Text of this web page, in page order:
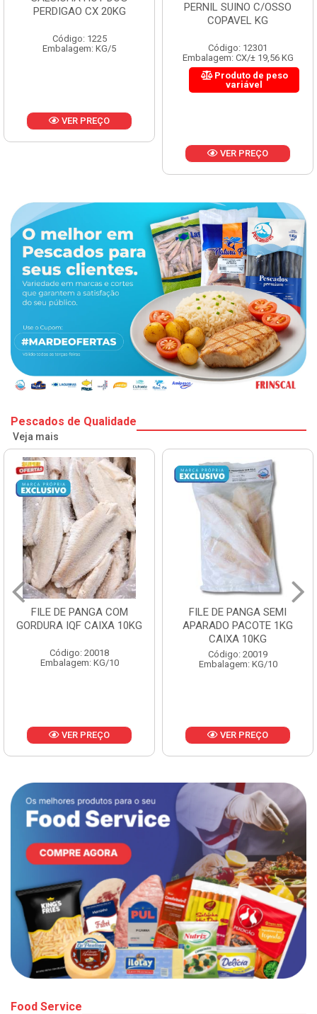
PERDIGAO CX 20KG
Código: 1225
Embalagem: KG/5
VER PREÇO
PERNIL SUINO C/OSSO
COPAVEL KG
Código: 12301
Embalagem: CX/± 19,56 KG
Produto de peso
variável
VER PREÇO
Pescados de Qualidade
Veja mais
FILE DE PANGA SEMI
APARADO PACOTE 1KG
Código: 20019
Embalagem: KG/10
VER PREÇO
POLACA DESFIADA
PESCAMARES PCT5KG
CX10KG
Código: 20161
Embalagem: KG/10
VER PREÇO
Food Service